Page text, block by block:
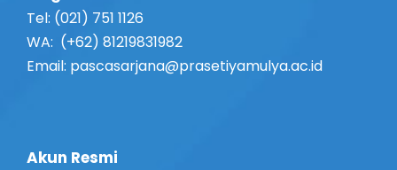
Tel: (021) 751 1126
WA: (+62) 81219831982
Email: pascasarjana@prasetiyamulya.ac.id
Akun Resmi